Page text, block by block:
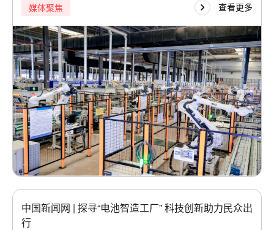
媒体聚焦 查看更多
中国新闻网 | 探寻“电池智造工厂” 科技创新助力民众出
行